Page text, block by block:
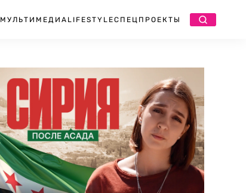
МУЛЬТИМЕДИА LIFESTYLEСПЕЦПРОЕКТЫ